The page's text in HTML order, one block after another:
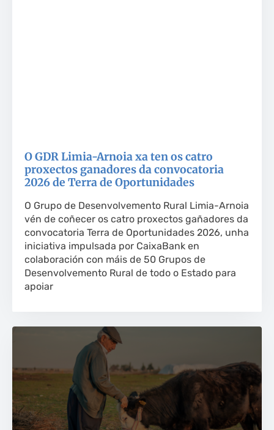
O GDR Limia-Arnoia xa ten os catro
proxectos ganadores da convocatoria
2026 de Terra de Oportunidades
O Grupo de Desenvolvemento Rural Limia-Arnoia
vén de coñecer os catro proxectos gañadores da
convocatoria Terra de Oportunidades 2026, unha
iniciativa impulsada por CaixaBank en
colaboración con máis de 50 Grupos de
Desenvolvemento Rural de todo o Estado para
apoiar